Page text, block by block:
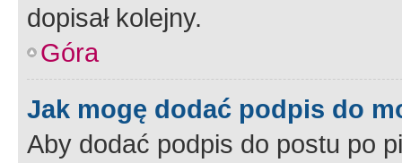
dopisał kolejny.
Góra
Jak mogę dodać podpis do
Aby dodać podpis do postu po